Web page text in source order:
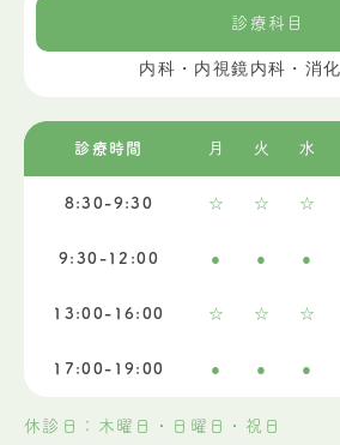
診療科目
内科・内視鏡内科・消
診療時間 月 火 水
8:30-9:30 ☆ ☆ ☆
9:30-12:00 ● ● ●
13:00-16:00 ☆ ☆ ☆
17:00-19:00 ● ● ●
休診日：木曜日・日曜日・祝日